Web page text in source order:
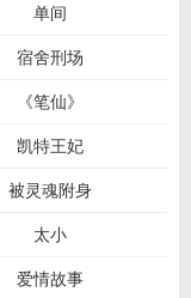
单间
宿舍刑场
《笔仙》
凯特王妃
被灵魂附身
太小
爱情故事